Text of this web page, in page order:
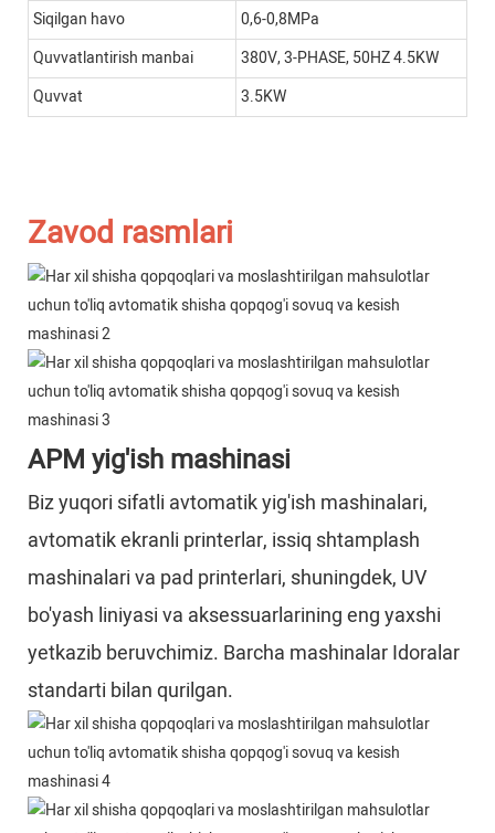
Siqilgan havo
0,6-0,8MPa
Quvvatlantirish manbai
380V, 3-PHASE, 50HZ 4.5KW
Quvvat
3.5KW
Zavod rasmlari
APM yig'ish mashinasi
Biz yuqori sifatli avtomatik yig'ish mashinalari,
avtomatik ekranli printerlar, issiq shtamplash
mashinalari va pad printerlari, shuningdek, UV
bo'yash liniyasi va aksessuarlarining eng yaxshi
yetkazib beruvchimiz. Barcha mashinalar Idoralar
standarti bilan qurilgan.